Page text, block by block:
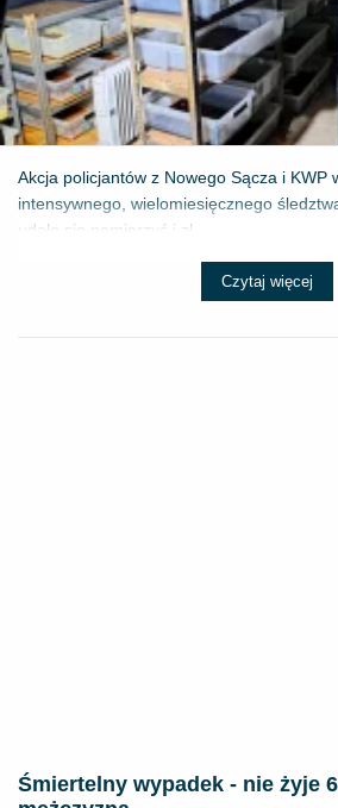
Akcja policjantów z Nowego Sącza i KWP
intensywnego, wielomiesięcznego
udało się namierzyć i zl...
Czytaj więcej
Śmiertelny wypadek - nie żyje